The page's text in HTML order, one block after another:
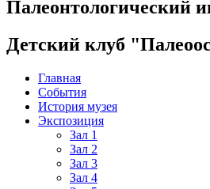
Палеонтологический
Детский клуб
Главная
События
История музея
Экспозиция
Зал 1
Зал 2
Зал 3
Зал 4